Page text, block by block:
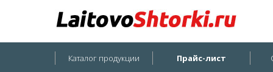
Каталог продукции Прайс-лист